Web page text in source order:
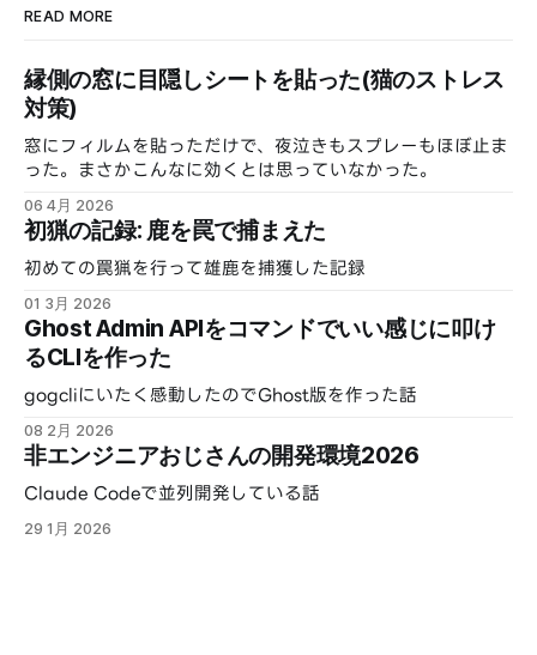
READ MORE
縁側の窓に目隠しシートを貼った(猫のストレス
対策)
窓にフィルムを貼っただけで、夜泣きもスプレーもほぼ止ま
った。まさかこんなに効くとは思っていなかった。
06 4月 2026
初猟の記録: 鹿を罠で捕まえた
初めての罠猟を行って雄鹿を捕獲した記録
01 3月 2026
Ghost Admin APIをコマンドでいい感じに叩け
るCLIを作った
gogcliにいたく感動したのでGhost版を作った話
08 2月 2026
非エンジニアおじさんの開発環境2026
Claude Codeで並列開発している話
29 1月 2026